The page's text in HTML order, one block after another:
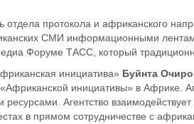
отдела протокола и африканского
СМИ информационными
Форуме ТАСС, который
инициатива» Буйнта
инициативы» в Африке.
ресурсами. Агентство
в прямом сотрудничестве с